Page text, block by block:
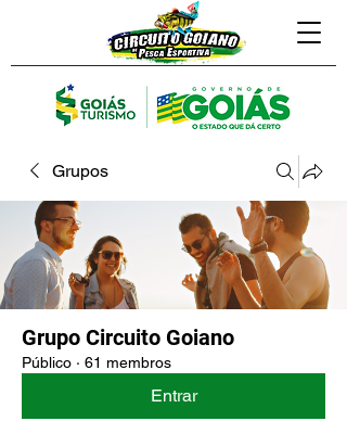
Grupos
Grupo Circuito Goiano
Público · 61 membros
Entrar